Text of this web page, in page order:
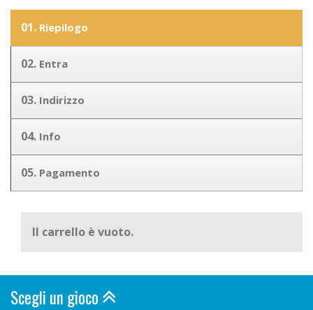
01. Riepilogo
02. Entra
03. Indirizzo
04. Info
05. Pagamento
Il carrello è vuoto.
Scegli un gioco